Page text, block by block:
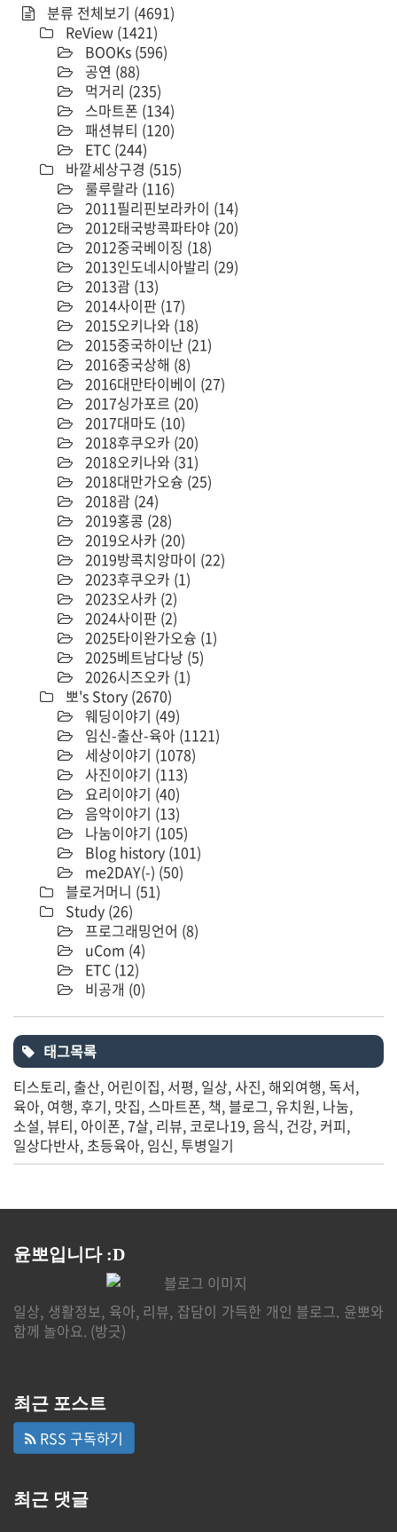
분류 전체보기 (4691)
ReView (1421)
BOOKs (596)
공연 (88)
먹거리 (235)
스마트폰 (134)
패션뷰티 (120)
ETC (244)
바깥세상구경 (515)
룰루랄라 (116)
2011필리핀보라카이 (14)
2012태국방콕파타야 (20)
2012중국베이징 (18)
2013인도네시아발리 (29)
2013괌 (13)
2014사이판 (17)
2015오키나와 (18)
2015중국하이난 (21)
2016중국상해 (8)
2016대만타이베이 (27)
2017싱가포르 (20)
2017대마도 (10)
2018후쿠오카 (20)
2018오키나와 (31)
2018대만가오슝 (25)
2018괌 (24)
2019홍콩 (28)
2019오사카 (20)
2019방콕치앙마이 (22)
2023후쿠오카 (1)
2023오사카 (2)
2024사이판 (2)
2025타이완가오슝 (1)
2025베트남다낭 (5)
2026시즈오카 (1)
뽀's Story (2670)
웨딩이야기 (49)
임신-출산-육아 (1121)
세상이야기 (1078)
사진이야기 (113)
요리이야기 (40)
음악이야기 (13)
나눔이야기 (105)
Blog history (101)
me2DAY(-) (50)
블로거머니 (51)
Study (26)
프로그래밍언어 (8)
uCom (4)
ETC (12)
비공개 (0)
태그목록
티스토리 출산 어린이집 서평 일상 사진 해외여행 독서
육아 여행 후기 맛집 스마트폰 책 블로그 유치원 나눔
소설 뷰티 아이폰 7살 리뷰 코로나19 음식 건강 커피
일상다반사 초등육아 임신 투병일기
윤뽀입니다 :D
일상, 생활정보, 육아, 리뷰, 잡담이 가득한 개인 블로그. 윤뽀와
함께 놀아요. (방긋)
최근 포스트
RSS 구독하기
최근 댓글